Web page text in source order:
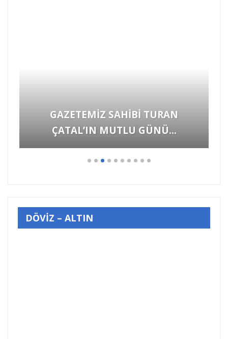
Hayvanlara Yönelik Şiddet
Görüntülerine İzmir’den “YETER”…
DÖVİZ – ALTIN